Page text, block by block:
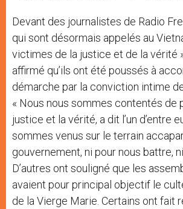
Devant des journalistes de Radio
qui sont désormais appelés au
victimes de la justice et de la vérité
affirmé qu’ils ont été poussés à
démarche par la conviction intime
« Nous nous sommes contentés de
justice et la vérité, a dit l’un d’entre
sommes venus sur le terrain
gouvernement, ni pour nous battre,
D’autres ont souligné que les
avaient pour principal objectif le
de la Vierge Marie. Certains ont fait